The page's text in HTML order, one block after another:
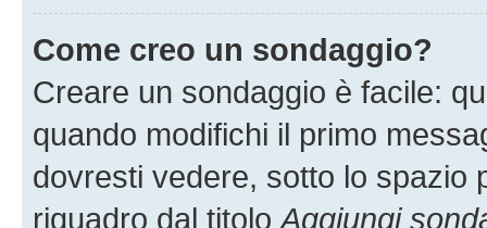
Come creo un sondaggio?
Creare un sondaggio è facile:
quando modifichi il primo
dovresti vedere, sotto lo spazio
riquadro dal titoloAggiungi